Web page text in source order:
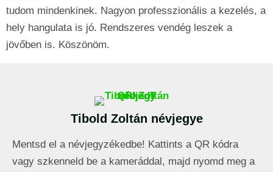
tudom mindenkinek. Nagyon professzionális a kezelés, a
hely hangulata is jó. Rendszeres vendég leszek a
jövőben is. Köszönöm.
Tibold Zoltán névjegye
Mentsd el a névjegyzékedbe! Kattints a QR kódra
vagy szkenneld be a kameráddal, majd nyomd meg a